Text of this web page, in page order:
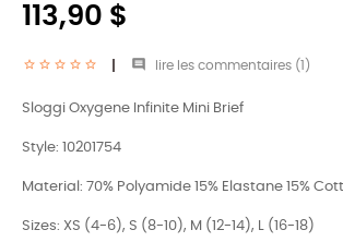
113,90 $
 lire les commentaires (1 )
Sloggi Oxygene Infinite Mini Brief
Style: 10201754
Material: 70% Polyamide 15% Elastane 15%
Sizes: XS (4-6), S (8-10), M (12-14), L (16-18)